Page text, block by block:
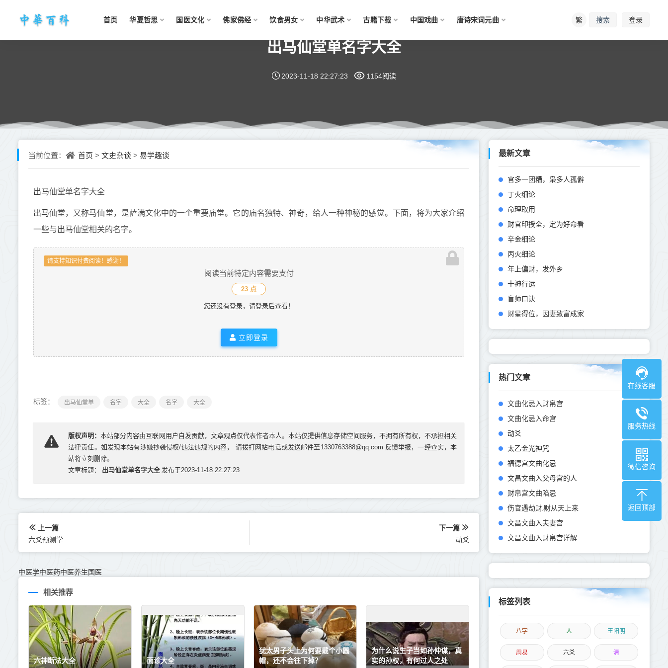
首页 华夏哲思 国医文化 佛家佛经 饮食男女 中华武术 古籍下载 中国戏曲 唐诗宋词元曲 繁 搜索 登录
出马仙堂单名字大全
2023-11-18 22:27:23 1154阅读
当前位置： 首页 > 文史杂谈 > 易学趣谈
出马仙堂单名字大全
出马仙堂，又称马仙堂，是萨满文化中的一个重要庙堂。它的庙名独特、神奇，给人一种神秘的感觉。下面，将为大家介绍
一些与出马仙堂相关的名字。
请支持知识付费阅读！感谢！
阅读当前特定内容需要支付
23 点
您还没有登录，请登录后查看！
立即登录
标签： 出马仙堂单 名字 大全 名字 大全
版权声明：本站部分内容由互联网用户自发贡献，文章观点仅代表作者本人。本站仅提供信息存储空间服务，不拥有所有权，不承担相关
法律责任。如发现本站有涉嫌抄袭侵权/违法违规的内容， 请拨打网站电话或发送邮件至1330763388@qq.com 反馈举报，一经查实，本
站将立刻删除。
文章标题：
出马仙堂单名字大全 发布于2023-11-18 22:27:23
上一篇
六爻预测学
下一篇
动爻
中医学中医药中医养生国医
相关推荐
六神断法大全 面诊大全
犹太男子头上为何要戴个小圆
帽，还不会往下掉？
为什么说生子当如孙仲谋，真
实的孙权，有何过人之处
最新文章
官多一团糟，枭多人孤僻
丁火细论
命理取用
财官印授全，定为好命看
辛金细论
丙火细论
年上偏财，发外乡
十神行运
盲师口诀
财星得位，因妻致富成家
热门文章
文曲化忌入财帛宫
文曲化忌入命宫
动爻
太乙金光神咒
福德宫文曲化忌
文昌文曲入父母宫的人
财帛宫文曲陷忌
伤官遇劫财,财从天上来
文昌文曲入夫妻宫
文昌文曲入财帛宫详解
标签列表
八字 人 王阳明
周易 六爻 清
在线客服
服务热线
微信咨询
返回顶部